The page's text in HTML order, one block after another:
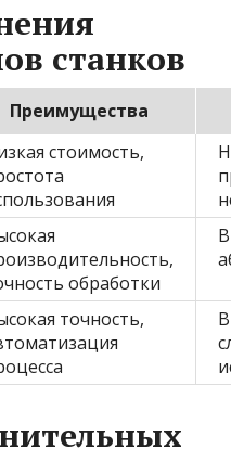
станков
Преимущества
стоимость,
обработки
точность,